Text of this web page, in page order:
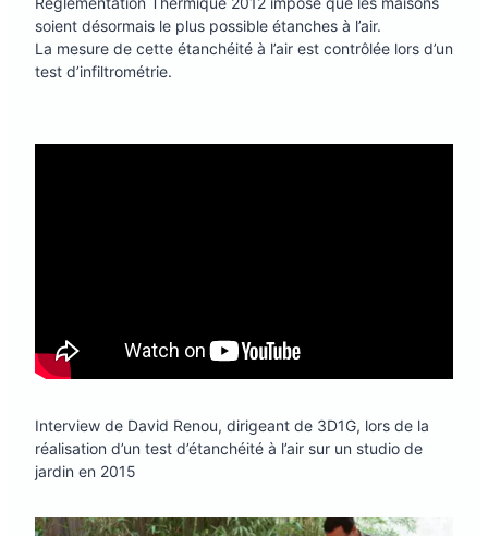
soient désormais le plus possible étanches à l’air.
La mesure de cette étanchéité à l’air est contrôlée lors d’un
test d’infiltrométrie.
Interview de David Renou, dirigeant de 3D1G, lors de la
réalisation d’un test d’étanchéité à l’air sur un studio de
jardin en 2015